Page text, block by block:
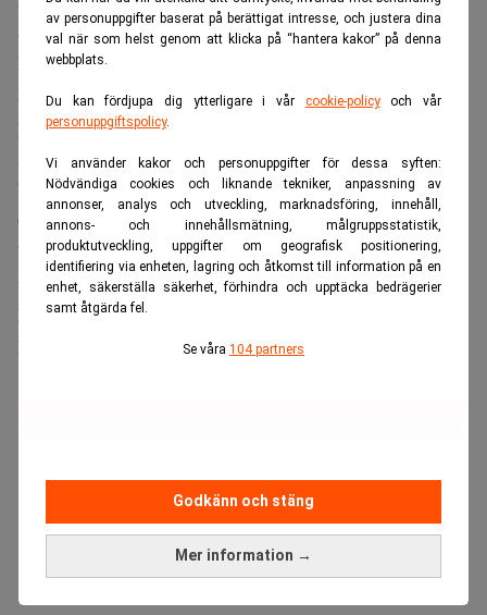
av personuppgifter baserat på berättigat intresse, och justera dina
val när som helst genom att klicka på “hantera kakor” på denna
webbplats.
Du kan fördjupa dig ytterligare i vår cookie-policyoch vår
personuppgiftspolicy.
Vi använder kakor och personuppgifter för dessa syften:
Nödvändiga cookies och liknande tekniker, anpassning av
annonser, analys och utveckling, marknadsföring, innehåll,
annons- och innehållsmätning, målgruppsstatistik,
produktutveckling, uppgifter om geografisk positionering,
identifiering via enheten, lagring och åtkomst till information på en
enhet, säkerställa säkerhet, förhindra och upptäcka bedrägerier
samt åtgärda fel.
Se våra 104 partners
Mer information →
Godkänn och stäng
ansökt om nytt tillstånd sedan december 2025.
Fler avvecklar än ansöker
Data från Finansinspektionen bekräftar det mönster Brixo
pekade på redan i mars.
Fler aktörer avvecklar än ansöker. Bland de bolag som
beviljats tillstånd som kreditmarknadsbolag finns Sambla
Group, som fick klartecken den 8 juni. Ytterligare 16
bolag , däribland Lendo, Fairlo och Zmarta, har ansökan
under handläggning.
Läs även:Nya regler för näthandel – färre kan köpa på
kredit. Dagens PS